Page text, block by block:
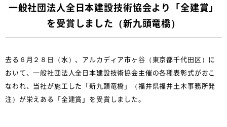
一般社団法人全日本建設技術協会より「全建賞」
を受賞しました（新九頭竜橋）
去る６月２８日（水）、アルカディア市ヶ谷（東京都千代田区）に
おいて、一般社団法人全日本建設技術協会主催の各種表彰式がおこ
なわれ、当社が施工した「新九頭竜橋」（福井県福井土木事務所発
注）が栄えある「全建賞」を受賞しました。